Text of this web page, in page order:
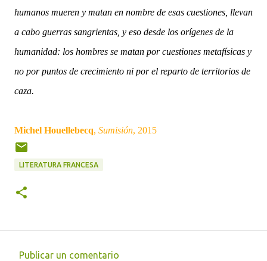
humanos mueren y matan en nombre de esas cuestiones, llevan
a cabo guerras sangrientas, y eso desde los orígenes de la
humanidad: los hombres se matan por cuestiones metafísicas y
no por puntos de crecimiento ni por el reparto de territorios de
caza.
Michel Houellebecq, Sumisión, 2015
LITERATURA FRANCESA
Publicar un comentario